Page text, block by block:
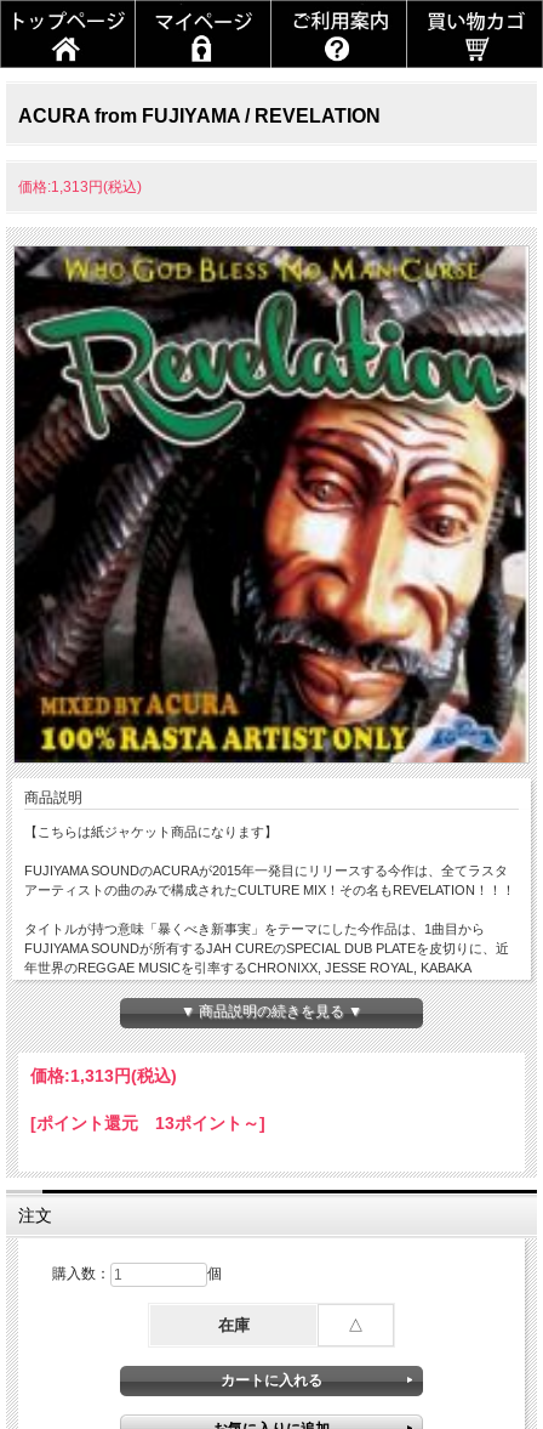
ACURA from FUJIYAMA / REVELATION
価格:1,313円(税込)
商品説明
【こちらは紙ジャケット商品になります】
FUJIYAMA SOUNDのACURAが2015年一発目にリリースする今作は、全てラスタ
アーティストの曲のみで構成されたCULTURE MIX！その名もREVELATION！！！
タイトルが持つ意味「暴くべき新事実」をテーマにした今作品は、1曲目から
FUJIYAMA SOUNDが所有するJAH CUREのSPECIAL DUB PLATEを皮切りに、近
年世界のREGGAE MUSICを引率するCHRONIXX, JESSE ROYAL, KABAKA
PYRAMID, DRE ISLANDなどの若きライオン達が世の中のシステムに対する不平不
満を真っ直ぐな歌詞で歌い、MARLEY FAMILYやSIZZLAなどのベテラン勢が人々の
心の叫びを代弁する曲を含めた全42曲を焦らず丁寧にMIX !
REGGAEの根本となるREBEL MUSICの持つ計り知れないPOWERを感じられる作
品になっている。これは流行などの様な軽いものではなく彼等の文化だ！
-TRACK LIST-
02. Greedy Babylon - Jesse Royal (Dub)
03. Capture Land - Chronixx
04. Find Dem Flaw - Dre Island
05. Ready Fi Di Road - Kabaka Pyramid
▼Militancy Riddim
08. Uptown Downtown - Dre Island
10. Little Did They Know - Jesse Royal
▼ 商品説明の続きを見る ▼
価格:1,313円(税込)
[ポイント還元 13ポイント～]
注文
購入数： 個
在庫 △